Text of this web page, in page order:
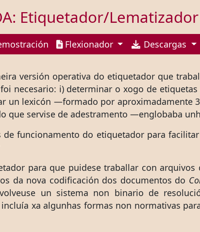
Etiquetador/
Flexionador Descargas
versión operativa do etiquetador que
necesario: i) determinar o xogo de
un lexicón —formado por aproximadamente
que servise de adestramento —englobaba
de funcionamento do etiquetador para
para que puidese traballar con arquivos
da nova codificación dos documentos do
un sistema non binario de
xa algunhas formas non normativas